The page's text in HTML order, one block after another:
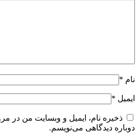
نام *
ایمیل *
ذخیره نام، ایمیل و وبسایت من در
دوباره دیدگاهی می‌نویسم.